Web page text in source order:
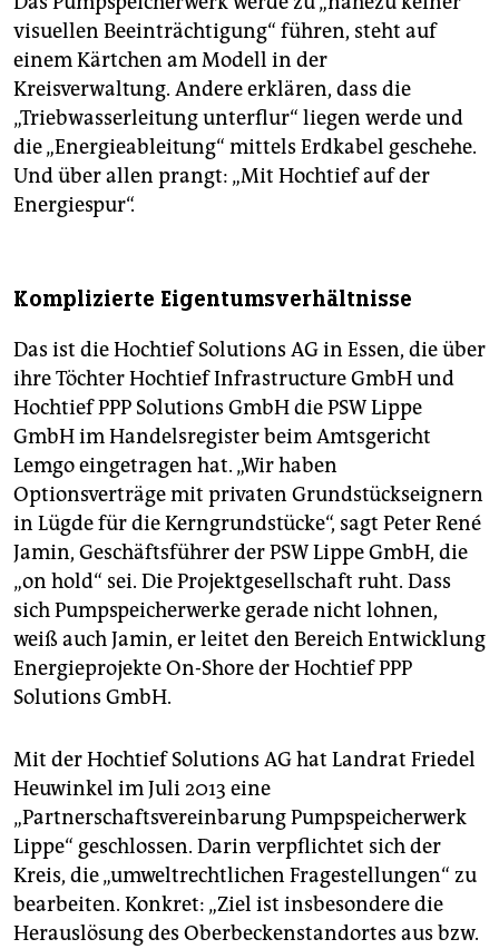
visuellen Beeinträchtigung“ führen, steht auf
einem Kärtchen am Modell in der
Kreisverwaltung. Andere erklären, dass die
„Triebwasserleitung unterflur“ liegen werde und
die „Energieableitung“ mittels Erdkabel geschehe.
Und über allen prangt: „Mit Hochtief auf der
Energiespur“.
Komplizierte Eigentumsverhältnisse
Das ist die Hochtief Solutions AG in Essen, die über
ihre Töchter Hochtief Infrastructure GmbH und
Hochtief PPP Solutions GmbH die PSW Lippe
GmbH im Handelsregister beim Amtsgericht
Lemgo eingetragen hat. „Wir haben
Optionsverträge mit privaten Grundstückseignern
in Lügde für die Kerngrundstücke“, sagt Peter René
Jamin, Geschäftsführer der PSW Lippe GmbH, die
„on hold“ sei. Die Projektgesellschaft ruht. Dass
sich Pumpspeicherwerke gerade nicht lohnen,
weiß auch Jamin, er leitet den Bereich Entwicklung
Energieprojekte On-Shore der Hochtief PPP
Solutions GmbH.
Mit der Hochtief Solutions AG hat Landrat Friedel
Heuwinkel im Juli 2013 eine
„Partnerschaftsvereinbarung Pumpspeicherwerk
Lippe“ geschlossen. Darin verpflichtet sich der
Kreis, die „umweltrechtlichen Fragestellungen“ zu
bearbeiten. Konkret: „Ziel ist insbesondere die
Herauslösung des Oberbeckenstandortes aus bzw.